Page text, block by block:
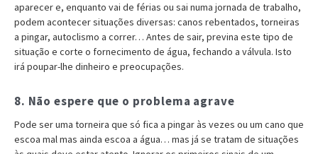
aparecer e, enquanto vai de férias ou sai numa jornada de trabalho,
podem acontecer situações diversas: canos rebentados, torneiras
a pingar, autoclismo a correr… Antes de sair, previna este tipo de
situação e corte o fornecimento de água, fechando a válvula. Isto
irá poupar-lhe dinheiro e preocupações.
8. Não espere que o problema agrave
Pode ser uma torneira que só fica a pingar às vezes ou um cano que
escoa mal mas ainda escoa a água… mas já se tratam de situações